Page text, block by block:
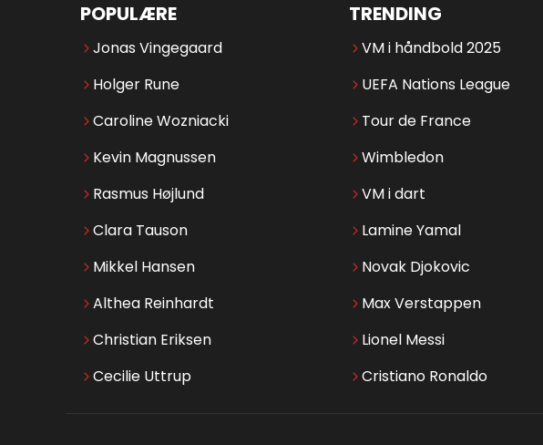
POPULÆRE
Jonas Vingegaard
Holger Rune
Caroline Wozniacki
Kevin Magnussen
Rasmus Højlund
Clara Tauson
Mikkel Hansen
Althea Reinhardt
Christian Eriksen
Cecilie Uttrup
TRENDING
VM i håndbold 2025
UEFA Nations League
Tour de France
Wimbledon
VM i dart
Lamine Yamal
Novak Djokovic
Max Verstappen
Lionel Messi
Cristiano Ronaldo